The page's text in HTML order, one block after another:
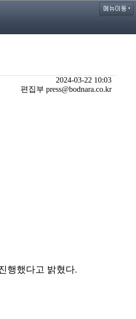
2024-03-22 10:03
편집부 press@bodnara.co.kr
행했다고 밝혔다.